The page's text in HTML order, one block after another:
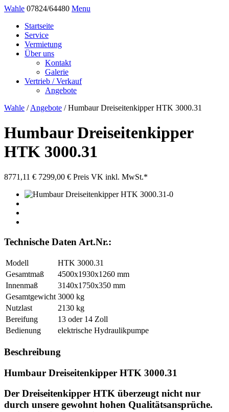
Wahle 07824/64480 Menu
Startseite
Service
Vermietung
Über uns
Kontakt
Galerie
Vertrieb / Verkauf
Angebote
Wahle /Angebote /Humbaur Dreiseitenkipper HTK 3000.31
Humbaur Dreiseitenkipper
HTK 3000.31
8771,11 € 7299,00 € Preis VK inkl. MwSt.*
Technische Daten Art.Nr.:
Modell
HTK 3000.31
Gesamtmaß
4500x1930x1260 mm
Innenmaß
3140x1750x350 mm
Gesamtgewicht 3000 kg
Nutzlast
2130 kg
Bereifung
13 oder 14 Zoll
Bedienung
elektrische Hydraulikpumpe
Beschreibung
Humbaur Dreiseitenkipper HTK 3000.31
Der Dreiseitenkipper HTK überzeugt nicht nur
durch unsere gewohnt hohen Qualitätsansprüche.